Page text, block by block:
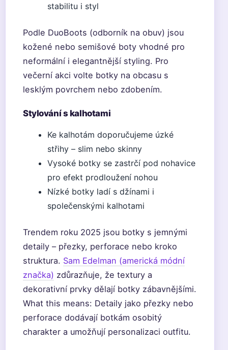
stabilitu i styl
Podle DuoBoots (odborník na obuv) jsou
kožené nebo semišové boty vhodné pro
neformální i elegantnější styling. Pro
večerní akci volte botky na obcasu s
lesklým povrchem nebo zdobením.
Stylování s kalhotami
Ke kalhotám doporučujeme úzké
střihy – slim nebo skinny
Vysoké botky se zastrčí pod nohavice
pro efekt prodloužení nohou
Nízké botky ladí s džínami i
společenskými kalhotami
Trendem roku 2025 jsou botky s jemnými
detaily – přezky, perforace nebo kroko
struktura. Sam Edelman (americká módní
značka) zdůrazňuje, že textury a
dekorativní prvky dělají botky zábavnějšími.
What this means: Detaily jako přezky nebo
perforace dodávají botkám osobitý
charakter a umožňují personalizaci outfitu.